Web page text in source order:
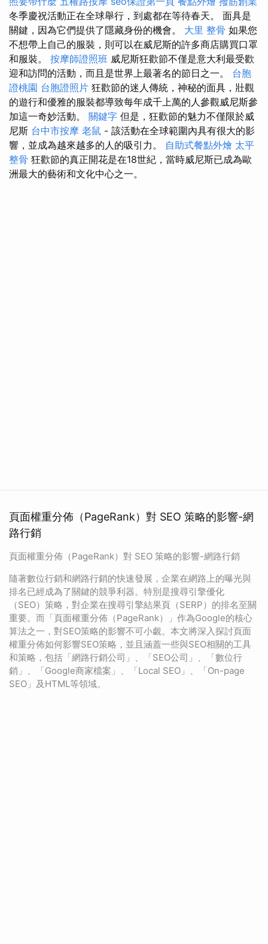
冬季慶祝活動正在全球舉行，到處都在等待春天。 面具是
關鍵，因為它們提供了隱藏身份的機會。 大里 整骨 如果您
不想帶上自己的服裝，則可以在威尼斯的許多商店購買口罩
和服裝。 按摩師證照班 威尼斯狂歡節不僅是意大利最受歡
迎和訪問的活動，而且是世界上最著名的節日之一。 台胞
證桃園 台胞證照片 狂歡節的迷人傳統，神秘的面具，壯觀
的遊行和優雅的服裝都導致每年成千上萬的人參觀威尼斯參
加這一奇妙活動。 關鍵字 但是，狂歡節的魅力不僅限於威
尼斯 台中市按摩 老鼠 - 該活動在全球範圍內具有很大的影
響，並成為越來越多的人的吸引力。 自助式餐點外燴 太平
整骨 狂歡節的真正開花是在18世紀，當時威尼斯已成為歐
洲最大的藝術和文化中心之一。
頁面權重分佈（PageRank）對 SEO 策略的影響-網
路行銷
頁面權重分佈（PageRank）對 SEO 策略的影響-網路行銷
隨著數位行銷和網路行銷的快速發展，企業在網路上的曝光與
排名已經成為了關鍵的競爭利器。特別是搜尋引擎優化
（SEO）策略，對企業在搜尋引擎結果頁（SERP）的排名至關
重要。而「頁面權重分佈（PageRank）」作為Google的核心
算法之一，對SEO策略的影響不可小覷。本文將深入探討頁面
權重分佈如何影響SEO策略，並且涵蓋一些與SEO相關的工具
和策略，包括「網路行銷公司」、「SEO公司」、「數位行
銷」、「Google商家檔案」、「Local SEO」、「On-page
SEO」及HTML等領域。